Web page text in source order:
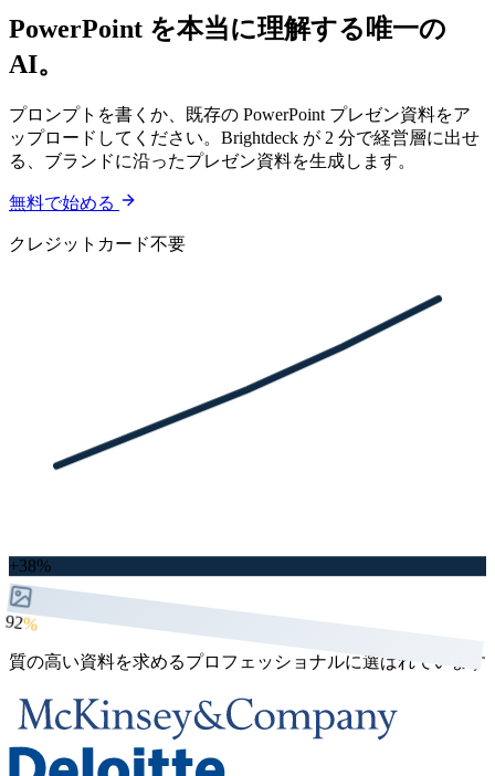
PowerPoint を本当に理解する唯一の
AI。
プロンプトを書くか、既存の PowerPoint プレゼン資料をア
ップロードしてください。Brightdeck が 2 分で経営層に出せ
る、ブランドに沿ったプレゼン資料を生成します。
無料で始める
クレジットカード不要
+38%
92%
質の高い資料を求めるプロフェッショナルに選ばれています